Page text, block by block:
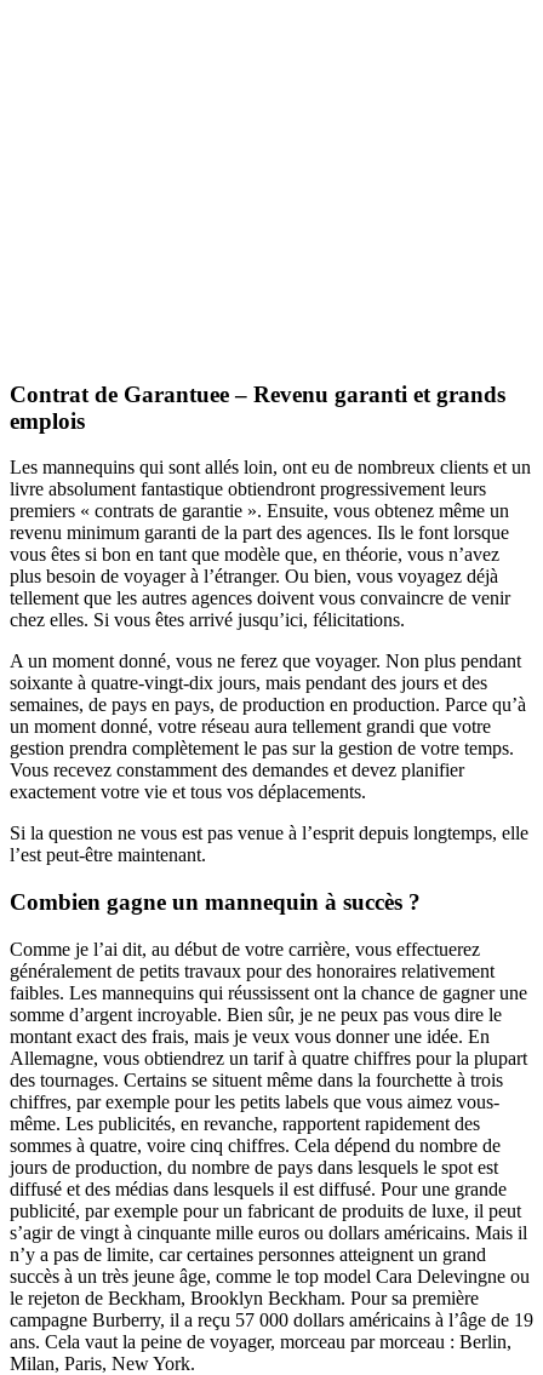
Contrat de Garantuee – Revenu garanti et grands
emplois
Les mannequins qui sont allés loin, ont eu de nombreux clients et un
livre absolument fantastique obtiendront progressivement leurs
premiers « contrats de garantie ». Ensuite, vous obtenez même un
revenu minimum garanti de la part des agences. Ils le font lorsque
vous êtes si bon en tant que modèle que, en théorie, vous n’avez
plus besoin de voyager à l’étranger. Ou bien, vous voyagez déjà
tellement que les autres agences doivent vous convaincre de venir
chez elles. Si vous êtes arrivé jusqu’ici, félicitations.
A un moment donné, vous ne ferez que voyager. Non plus pendant
soixante à quatre-vingt-dix jours, mais pendant des jours et des
semaines, de pays en pays, de production en production. Parce qu’à
un moment donné, votre réseau aura tellement grandi que votre
gestion prendra complètement le pas sur la gestion de votre temps.
Vous recevez constamment des demandes et devez planifier
exactement votre vie et tous vos déplacements.
Si la question ne vous est pas venue à l’esprit depuis longtemps, elle
l’est peut-être maintenant.
Combien gagne un mannequin à succès ?
Comme je l’ai dit, au début de votre carrière, vous effectuerez
généralement de petits travaux pour des honoraires relativement
faibles. Les mannequins qui réussissent ont la chance de gagner une
somme d’argent incroyable. Bien sûr, je ne peux pas vous dire le
montant exact des frais, mais je veux vous donner une idée. En
Allemagne, vous obtiendrez un tarif à quatre chiffres pour la plupart
des tournages. Certains se situent même dans la fourchette à trois
chiffres, par exemple pour les petits labels que vous aimez vous-
même. Les publicités, en revanche, rapportent rapidement des
sommes à quatre, voire cinq chiffres. Cela dépend du nombre de
jours de production, du nombre de pays dans lesquels le spot est
diffusé et des médias dans lesquels il est diffusé. Pour une grande
publicité, par exemple pour un fabricant de produits de luxe, il peut
s’agir de vingt à cinquante mille euros ou dollars américains. Mais il
n’y a pas de limite, car certaines personnes atteignent un grand
succès à un très jeune âge, comme le top model Cara Delevingne ou
le rejeton de Beckham, Brooklyn Beckham. Pour sa première
campagne Burberry, il a reçu 57 000 dollars américains à l’âge de 19
ans. Cela vaut la peine de voyager, morceau par morceau : Berlin,
Milan, Paris, New York.